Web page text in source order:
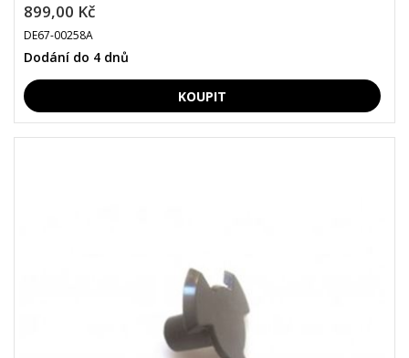
899,00 Kč
DE67-00258A
Dodání do 4 dnů